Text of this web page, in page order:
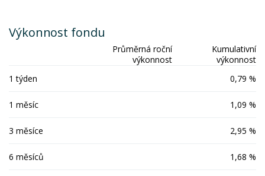
Výkonnost fondu
Průměrná roční
výkonnost
Kumulativní
výkonnost
1 týden
0,79 %
1 měsíc 1,09 %
3 měsíce 2,95 %
6 měsíců 1,68 %